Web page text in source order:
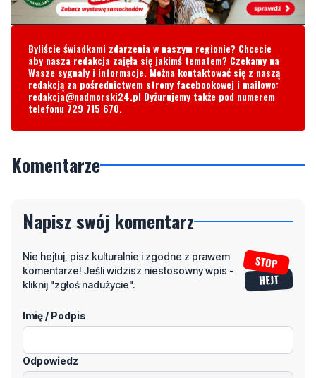
Byliście świadkami zdarzenia w naszym regionie? Chcecie
aby nasza redakcja zajęła się jakimś tematem? Czekamy na
Wasze sygnały i informacje. Można kontaktować się z naszą
redakcją za pośrednictwem strony facebookowej i mailowo:
redakcja@nadmorski24.pl Dyżurujemy także pod numerem
telefonu 729 715 670.
Komentarze
Napisz swój komentarz
Nie hejtuj, pisz kulturalnie i zgodne z prawem
komentarze! Jeśli widzisz niestosowny wpis -
kliknij "zgłoś nadużycie".
Imię / Podpis
Odpowiedz